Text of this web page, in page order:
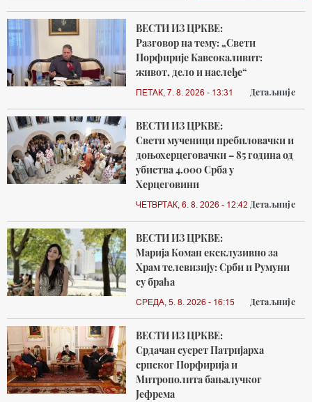
ВЕСТИ ИЗ ЦРКВЕ:
Разговор на тему: „Свети
Порфирије Кавсокаливит:
живот, дело и наслеђе“
ПЕТАК, 7. 8. 2026 - 13:31 Детаљније
ВЕСТИ ИЗ ЦРКВЕ:
Свети мученици пребиловачки и
доњохерцеговачки – 85 година од
убиства 4.000 Срба у
Херцеговини
ЧЕТВРТАК, 6. 8. 2026 - 12:42 Детаљније
ВЕСТИ ИЗ ЦРКВЕ:
Марија Коман ексклузивно за
Храм телевизију: Срби и Румуни
су браћа
СРЕДА, 5. 8. 2026 - 16:15 Детаљније
ВЕСТИ ИЗ ЦРКВЕ:
Срдачан сусрет Патријарха
српског Порфирија и
Митрополита бањалучког
Јефрема